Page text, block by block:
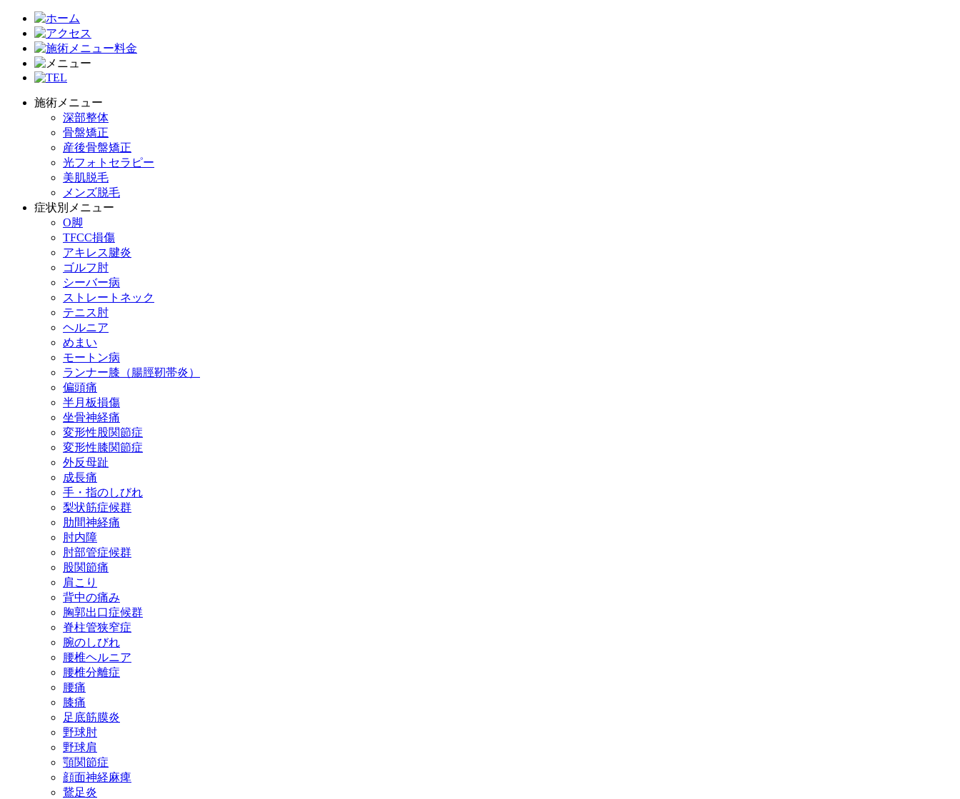
施術メニュー
深部整体
骨盤矯正
産後骨盤矯正
光フォトセラピー
美肌脱毛
メンズ脱毛
症状別メニュー
O脚
TFCC損傷
アキレス腱炎
ゴルフ肘
シーバー病
ストレートネック
テニス肘
ヘルニア
めまい
モートン病
ランナー膝（腸脛靭帯炎）
偏頭痛
半月板損傷
坐骨神経痛
変形性股関節症
変形性膝関節症
外反母趾
成長痛
手・指のしびれ
梨状筋症候群
肋間神経痛
肘内障
肘部管症候群
股関節痛
肩こり
背中の痛み
胸郭出口症候群
脊柱管狭窄症
腕のしびれ
腰椎ヘルニア
腰椎分離症
腰痛
膝痛
足底筋膜炎
野球肘
野球肩
顎関節症
顔面神経麻痺
鵞足炎